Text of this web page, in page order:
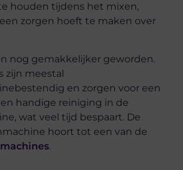
houden tijdens het mixen,
zorgen hoeft te maken over
nog gemakkelijker geworden.
zijn meestal
en zorgen voor een
handige reiniging in de
wat veel tijd bespaart. De
hoort tot een van de
.